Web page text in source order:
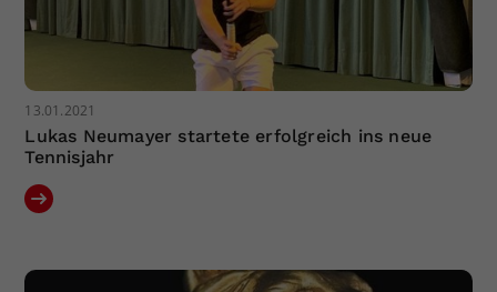
13.01.2021
Lukas Neumayer startete erfolgreich ins neue
Tennisjahr